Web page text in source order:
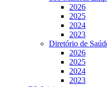
2026
2025
2024
2023
Diretório de
2026
2025
2024
2023